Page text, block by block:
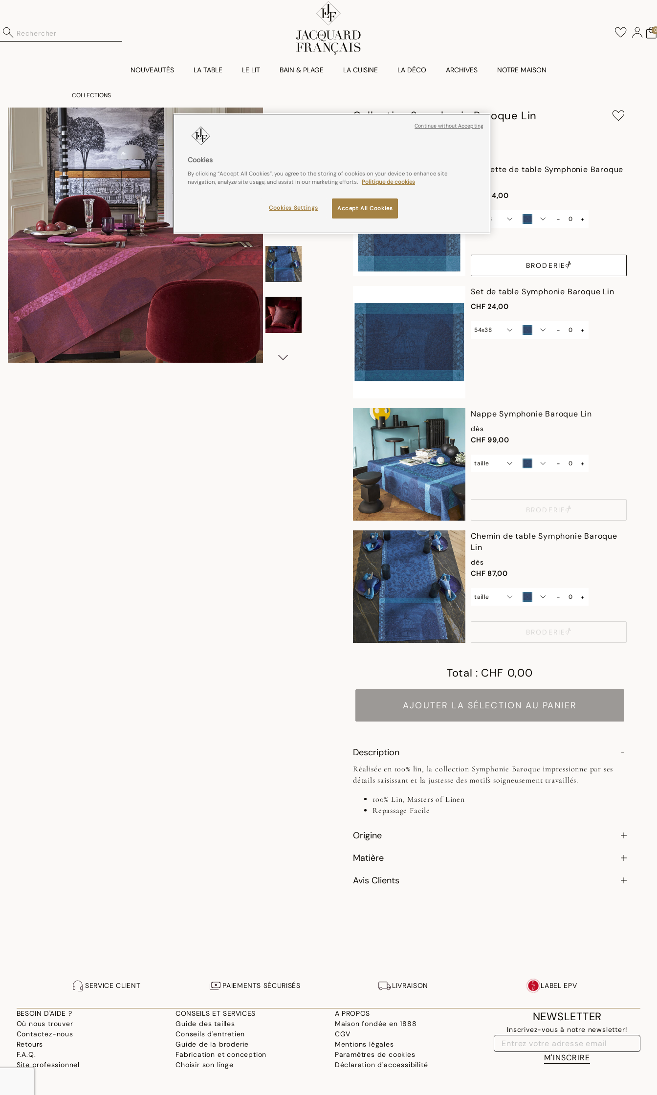
0
NOUVEAUTÉS LA TABLE LE LIT BAIN & PLAGE LA CUISINE LA DÉCO ARCHIVES NOTRE MAISON
COLLECTIONS
Collection Symphonie Baroque Lin
CHF 195,00
Serviette de table Symphonie Baroque
CHF 24,00
58x58 - +
BRODERIE
Set de table Symphonie Baroque Lin
CHF 24,00
54x38 - +
Nappe Symphonie Baroque Lin
dès
CHF 99,00
taille - +
BRODERIE
Chemin de table Symphonie Baroque
Lin
dès
CHF 87,00
taille - +
BRODERIE
Total : CHF 0,00
AJOUTER LA SÉLECTION AU PANIER
Description
Réalisée en 100% lin, la collection Symphonie Baroque impressionne par ses
détails saisissant et la justesse des motifs soigneusement travaillés.
100% Lin, Masters of Linen
Repassage Facile
Origine
Matière
Avis Clients
SERVICE CLIENT PAIEMENTS SÉCURISÉS LIVRAISON LABEL EPV
BESOIN D'AIDE ?
Où nous trouver
Contactez-nous
Retours
F.A.Q.
Site professionnel
CONSEILS ET SERVICES
Guide des tailles
Conseils d'entretien
Guide de la broderie
Fabrication et conception
Choisir son linge
A PROPOS
Maison fondée en 1888
CGV
Mentions légales
Paramètres de cookies
Déclaration d'accessibilité
NEWSLETTER
Inscrivez-vous à notre newsletter!
M'INSCRIRE
Cookies
By clicking “Accept All Cookies”, you agree to the storing of cookies on your device to enhance site
navigation, analyze site usage, and assist in our marketing efforts. Politique de cookies
Accept All Cookies
Cookies Settings
Continue without Accepting